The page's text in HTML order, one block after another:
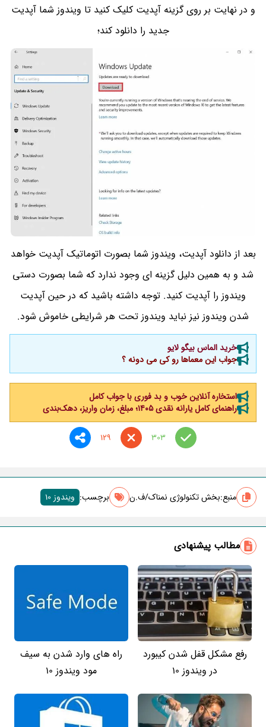
و در نهایت بر روی گزینه آپدیت کلیک کنید تا ویندوز شما آپدیت
جدید را دانلود کند؛
بعد از دانلود آپدیت، ویندوز شما بصورت اتوماتیک آپدیت خواهد
شد و به همین دلیل گزینه ای وجود ندارد که شما بصورت دستی
ویندوز را آپدیت کنید. توجه داشته باشید که در حین آپدیت
شدن ویندوز نیز نباید ویندوز تحت هر شرایطی خاموش شود.
خرید الماس بیگو لایو
جواب این معماها رو کی می دونه ؟
استخاره آنلاین خوب و بد فوری با جواب کامل
راهنمای کامل یارانه نقدی ۱۴۰۵؛ مبلغ، زمان واریز، دهک‌بندی
303
129
منبع:بخش تکنولوژی نمناک/ف.ن برچسب‌: ویندوز 10
مطالب پیشنهادی
رفع مشکل قفل شدن کیبورد
در ویندوز 10
راه های وارد شدن به سیف
مود ویندوز 10